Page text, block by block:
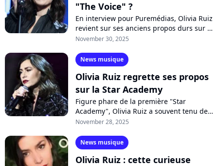
"The Voice" ?
En interview pour Puremédias, Olivia Ruiz
revient sur ses anciens propos durs sur la
"Star Academy". Mais pourrait-elle
November 30, 2025
News musique
Olivia Ruiz regrette ses propos
sur la Star Academy
Figure phare de la première "Star
Academy", Olivia Ruiz a souvent tenu des
propos cinglants envers l'émission. Des
November 28, 2025
News musique
Olivia Ruiz : cette curieuse